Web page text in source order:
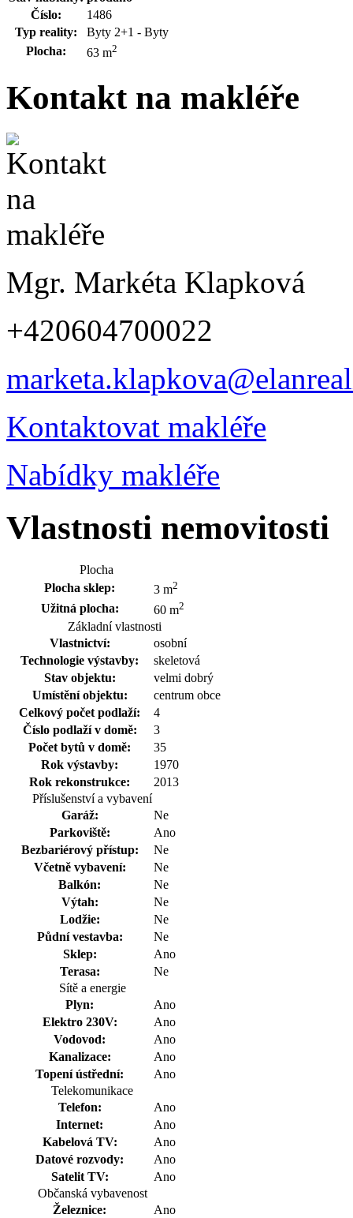
Číslo:
1486
Typ reality:
Byty 2+1 - Byty
Plocha:
63 m2
Kontakt na makléře
Mgr. Markéta Klapková
+420604700022
Kontaktovat makléře
Nabídky makléře
Vlastnosti nemovitosti
Plocha
Plocha sklep:
3 m2
Užitná plocha: 60 m2
Základní vlastnosti
Vlastnictví:
osobní
Technologie výstavby:
skeletová
Stav objektu:
velmi dobrý
Umístění objektu:
centrum obce
Celkový počet podlaží:
4
Číslo podlaží v domě:
3
Počet bytů v domě:
35
Rok výstavby:
1970
Rok rekonstrukce:
2013
Příslušenství a vybavení
Garáž:
Ne
Parkoviště:
Ano
Bezbariérový přístup:
Ne
Včetně vybavení:
Ne
Balkón:
Ne
Výtah:
Ne
Lodžie:
Ne
Půdní vestavba:
Ne
Sklep:
Ano
Terasa:
Ne
Sítě a energie
Plyn:
Ano
Elektro 230V:
Ano
Vodovod:
Ano
Kanalizace:
Ano
Topení ústřední:
Ano
Telekomunikace
Telefon:
Ano
Internet:
Ano
Kabelová TV:
Ano
Datové rozvody:
Ano
Satelit TV:
Ano
Občanská vybavenost
Železnice:
Ano